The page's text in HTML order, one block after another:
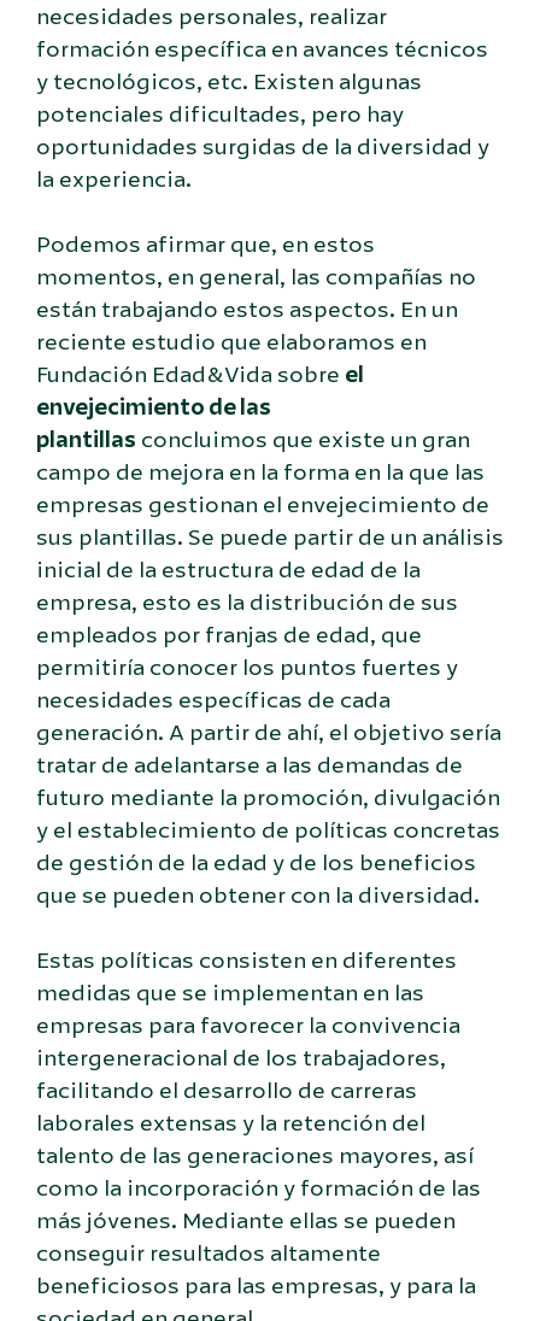
necesidades personales, realizar
formación específica en avances técnicos
y tecnológicos, etc. Existen algunas
potenciales dificultades, pero hay
oportunidades surgidas de la diversidad y
la experiencia.
Podemos afirmar que, en estos
momentos, en general, las compañías no
están trabajando estos aspectos. En un
reciente estudio que elaboramos en
Fundación Edad&Vida sobre el
envejecimiento de las
plantillas concluimos que existe un gran
campo de mejora en la forma en la que las
empresas gestionan el envejecimiento de
sus plantillas. Se puede partir de un análisis
inicial de la estructura de edad de la
empresa, esto es la distribución de sus
empleados por franjas de edad, que
permitiría conocer los puntos fuertes y
necesidades específicas de cada
generación. A partir de ahí, el objetivo sería
tratar de adelantarse a las demandas de
futuro mediante la promoción, divulgación
y el establecimiento de políticas concretas
de gestión de la edad y de los beneficios
que se pueden obtener con la diversidad.
Estas políticas consisten en diferentes
medidas que se implementan en las
empresas para favorecer la convivencia
intergeneracional de los trabajadores,
facilitando el desarrollo de carreras
laborales extensas y la retención del
talento de las generaciones mayores, así
como la incorporación y formación de las
más jóvenes. Mediante ellas se pueden
conseguir resultados altamente
beneficiosos para las empresas, y para la